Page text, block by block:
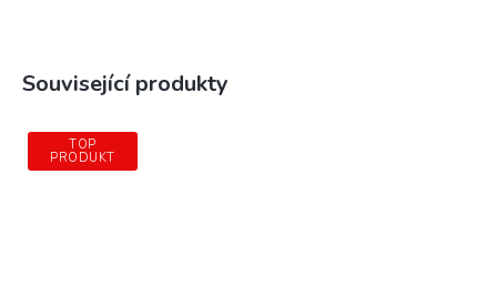
Související produkty
TOP
PRODUKT